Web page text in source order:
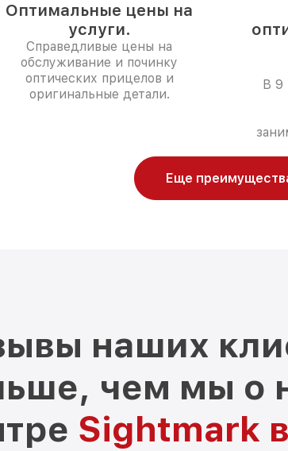
Оптимальные цены на
услуги.
Справедливые цены на
обслуживание и починку
оптических прицелов и
оригинальные детали.
В 9
Еще
наших
чем мы о
Sightmark